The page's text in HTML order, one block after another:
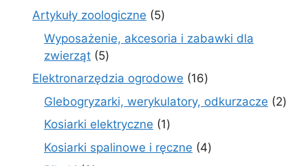
Artykuły zoologiczne 55
produktów
Wyposażenie, akcesoria i zabawki dla
zwierząt 55
produktów
Elektronarzędzia ogrodowe 1616
produktów
Glebogryzarki, werykulatory, odkurzacze 22
Kosiarki elektryczne 11
produkt
Kosiarki spalinowe i ręczne 44